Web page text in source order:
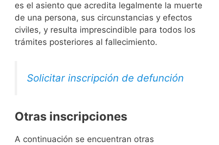
es el asiento que acredita legalmente la muerte
de una persona, sus circunstancias y efectos
civiles, y resulta imprescindible para todos los
trámites posteriores al fallecimiento.
Solicitar inscripción de defunción
Otras inscripciones
A continuación se encuentran otras